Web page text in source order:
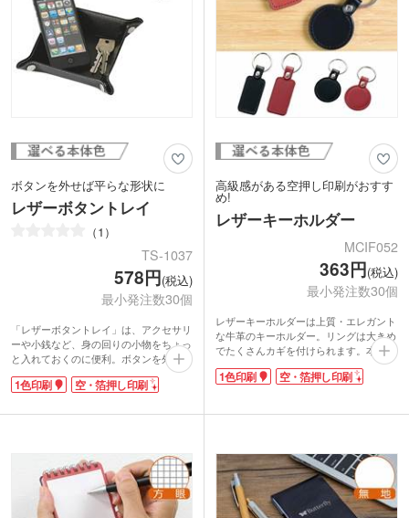
ボタンを外せば平らな形状に
レザーボタントレイ
1
TS-1037
578円(税込)
最小発注数30個
「レザーボタントレイ」は、アクセサリ
ーや小銭など、身の回りの小物をちょっ
と入れておくのに便利。ボタンを外せば
フラットな形状になり、折りたたみ可
能。旅行の携帯にも便利です。色味は、
ー。手になじむリサイクルレザーで作り
1色印刷 空・箔押し印刷
高級感がある空押し印刷がおすす
め!
レザーキーホルダー
MCIF052
363円(税込)
最小発注数30個
レザーキーホルダーは上質・エレガント
な牛革のキーホルダー。リングは大きめ
でたくさんカギを付けられます。本体色
は使いやすいブラック・レンガの2色を
ご用意。形は角・丸のデザインから選べ
のノベルティ・購入特典におススメ!さ
りげないデザインで使いやすいキーホル
ダーは、日常的に使うアイテムとして人
気です。
1色印刷 空・箔押し印刷